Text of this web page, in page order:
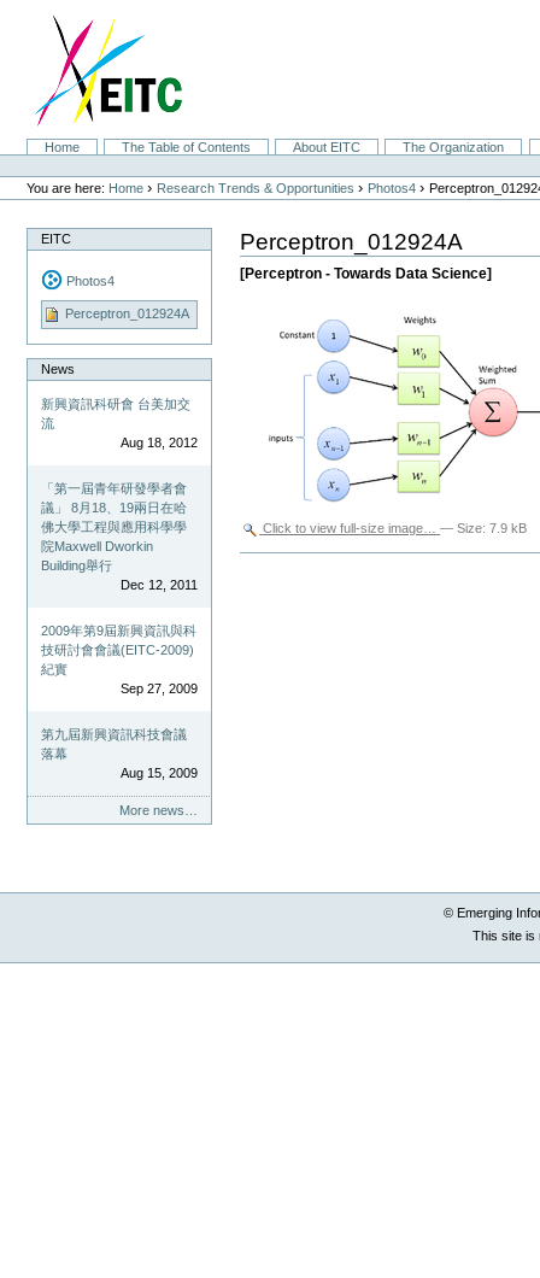
navigation
SectionsHome The Table of Contents About EITC
The Organization
Personal
tools
You are here: Home › Research Trends & Opportunities › Photos4 ›
EITC
Photos4
Perceptron_012924A
News
新興資訊科研會 台美加交
流
Aug 18, 2012
「第一屆青年研發學者會
議」 8月18、19兩日在哈
佛大學工程與應用科學學
院Maxwell Dworkin
Building舉行
Dec 12, 2011
2009年第9屆新興資訊與科
技研討會會議(EITC-2009)
紀實
Sep 27, 2009
第九屆新興資訊科技會議
落幕
Aug 15, 2009
More news…
Perceptron_012924A
[Perceptron - Towards Data Science]
Click to view full-size image… —Size:7.9 kB
© Emerging
This site is